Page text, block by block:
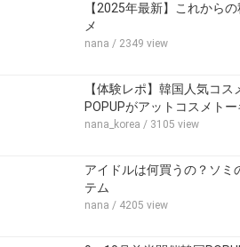
【2025年最新】これから
メ
nana / 2349 view
【体験レポ】韓国人気コ
POPUPがアットコスメトー
nana_korea / 3105 view
アイドルは何買うの？ソミ
テム
nana / 4205 view